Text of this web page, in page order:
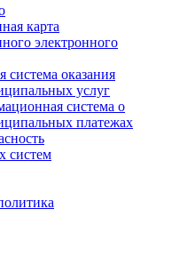
карта
электронного
оказания
услуг
система о
платежах
систем